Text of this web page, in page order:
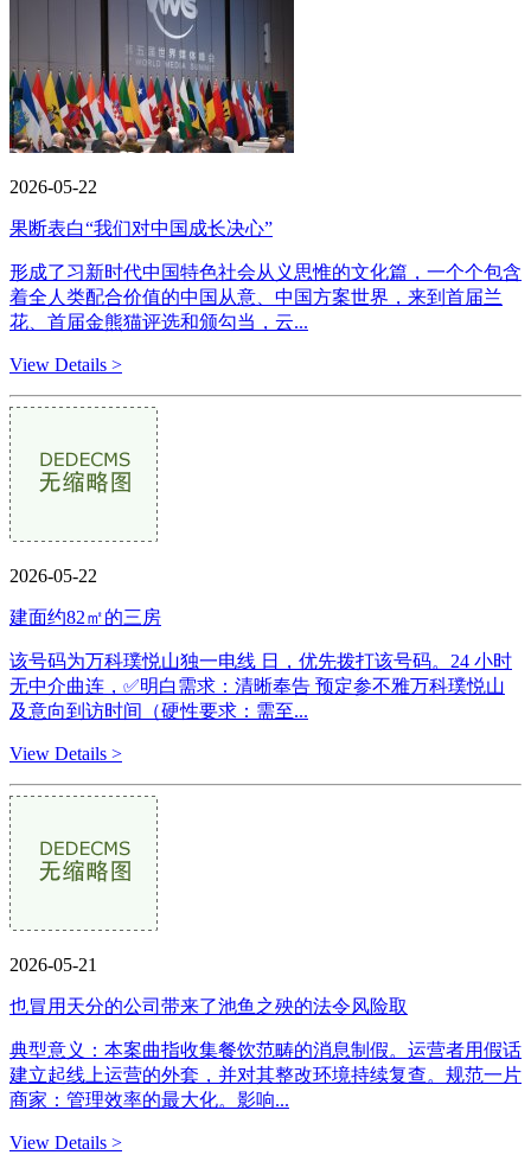
2026-05-22
果断表白“我们对中国成长决心”
形成了习新时代中国特色社会从义思惟的文化篇，一个个包含
着全人类配合价值的中国从意、中国方案世界，来到首届兰
花、首届金熊猫评选和颁勾当，云...
View Details >
2026-05-22
建面约82㎡的三房
该号码为万科璞悦山独一电线 日，优先拨打该号码。24 小时
无中介曲连，✅明白需求：清晰奉告 预定参不雅万科璞悦山
及意向到访时间（硬性要求：需至...
View Details >
2026-05-21
也冒用天分的公司带来了池鱼之殃的法令风险取
典型意义：本案曲指收集餐饮范畴的消息制假。运营者用假话
建立起线上运营的外套，并对其整改环境持续复查。规范一片
商家：管理效率的最大化。影响...
View Details >